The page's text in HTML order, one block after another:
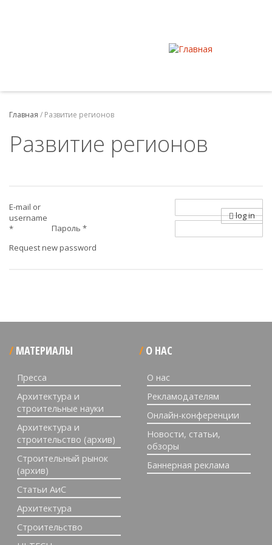
Главная / Развитие регионов
Развитие регионов
E-mail or
username
*
Пароль *
Request new password
log in
МАТЕРИАЛЫ
Пресса
Архитектура и
строительные науки
Архитектура и
строительство (архив)
Строительный рынок
(архив)
Статьи АиС
Архитектура
Строительство
О НАС
О нас
Рекламодателям
Онлайн-конференции
Новости, статьи,
обзоры
Баннерная реклама